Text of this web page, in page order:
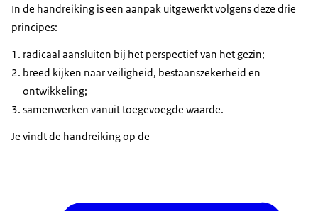
In de handreiking is een aanpak uitgewerkt volgens deze drie
principes:
radicaal aansluiten bij het perspectief van het gezin;
breed kijken naar veiligheid, bestaanszekerheid en
ontwikkeling;
samenwerken vanuit toegevoegde waarde.
Je vindt de handreiking op de